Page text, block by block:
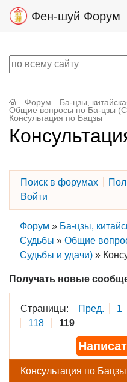
Фен-шуй Форум
– Форум – Ба-цзы,
Общие вопросы по Ба-цзы
Консультация по Бацзы
Поиск в форумах
Войти
Форум » Ба-цзы,
Судьбы » Общие
Судьбы и удачи) »
Получать новые
Страницы: Пред. 1
118
119
Консультация по Бацзы